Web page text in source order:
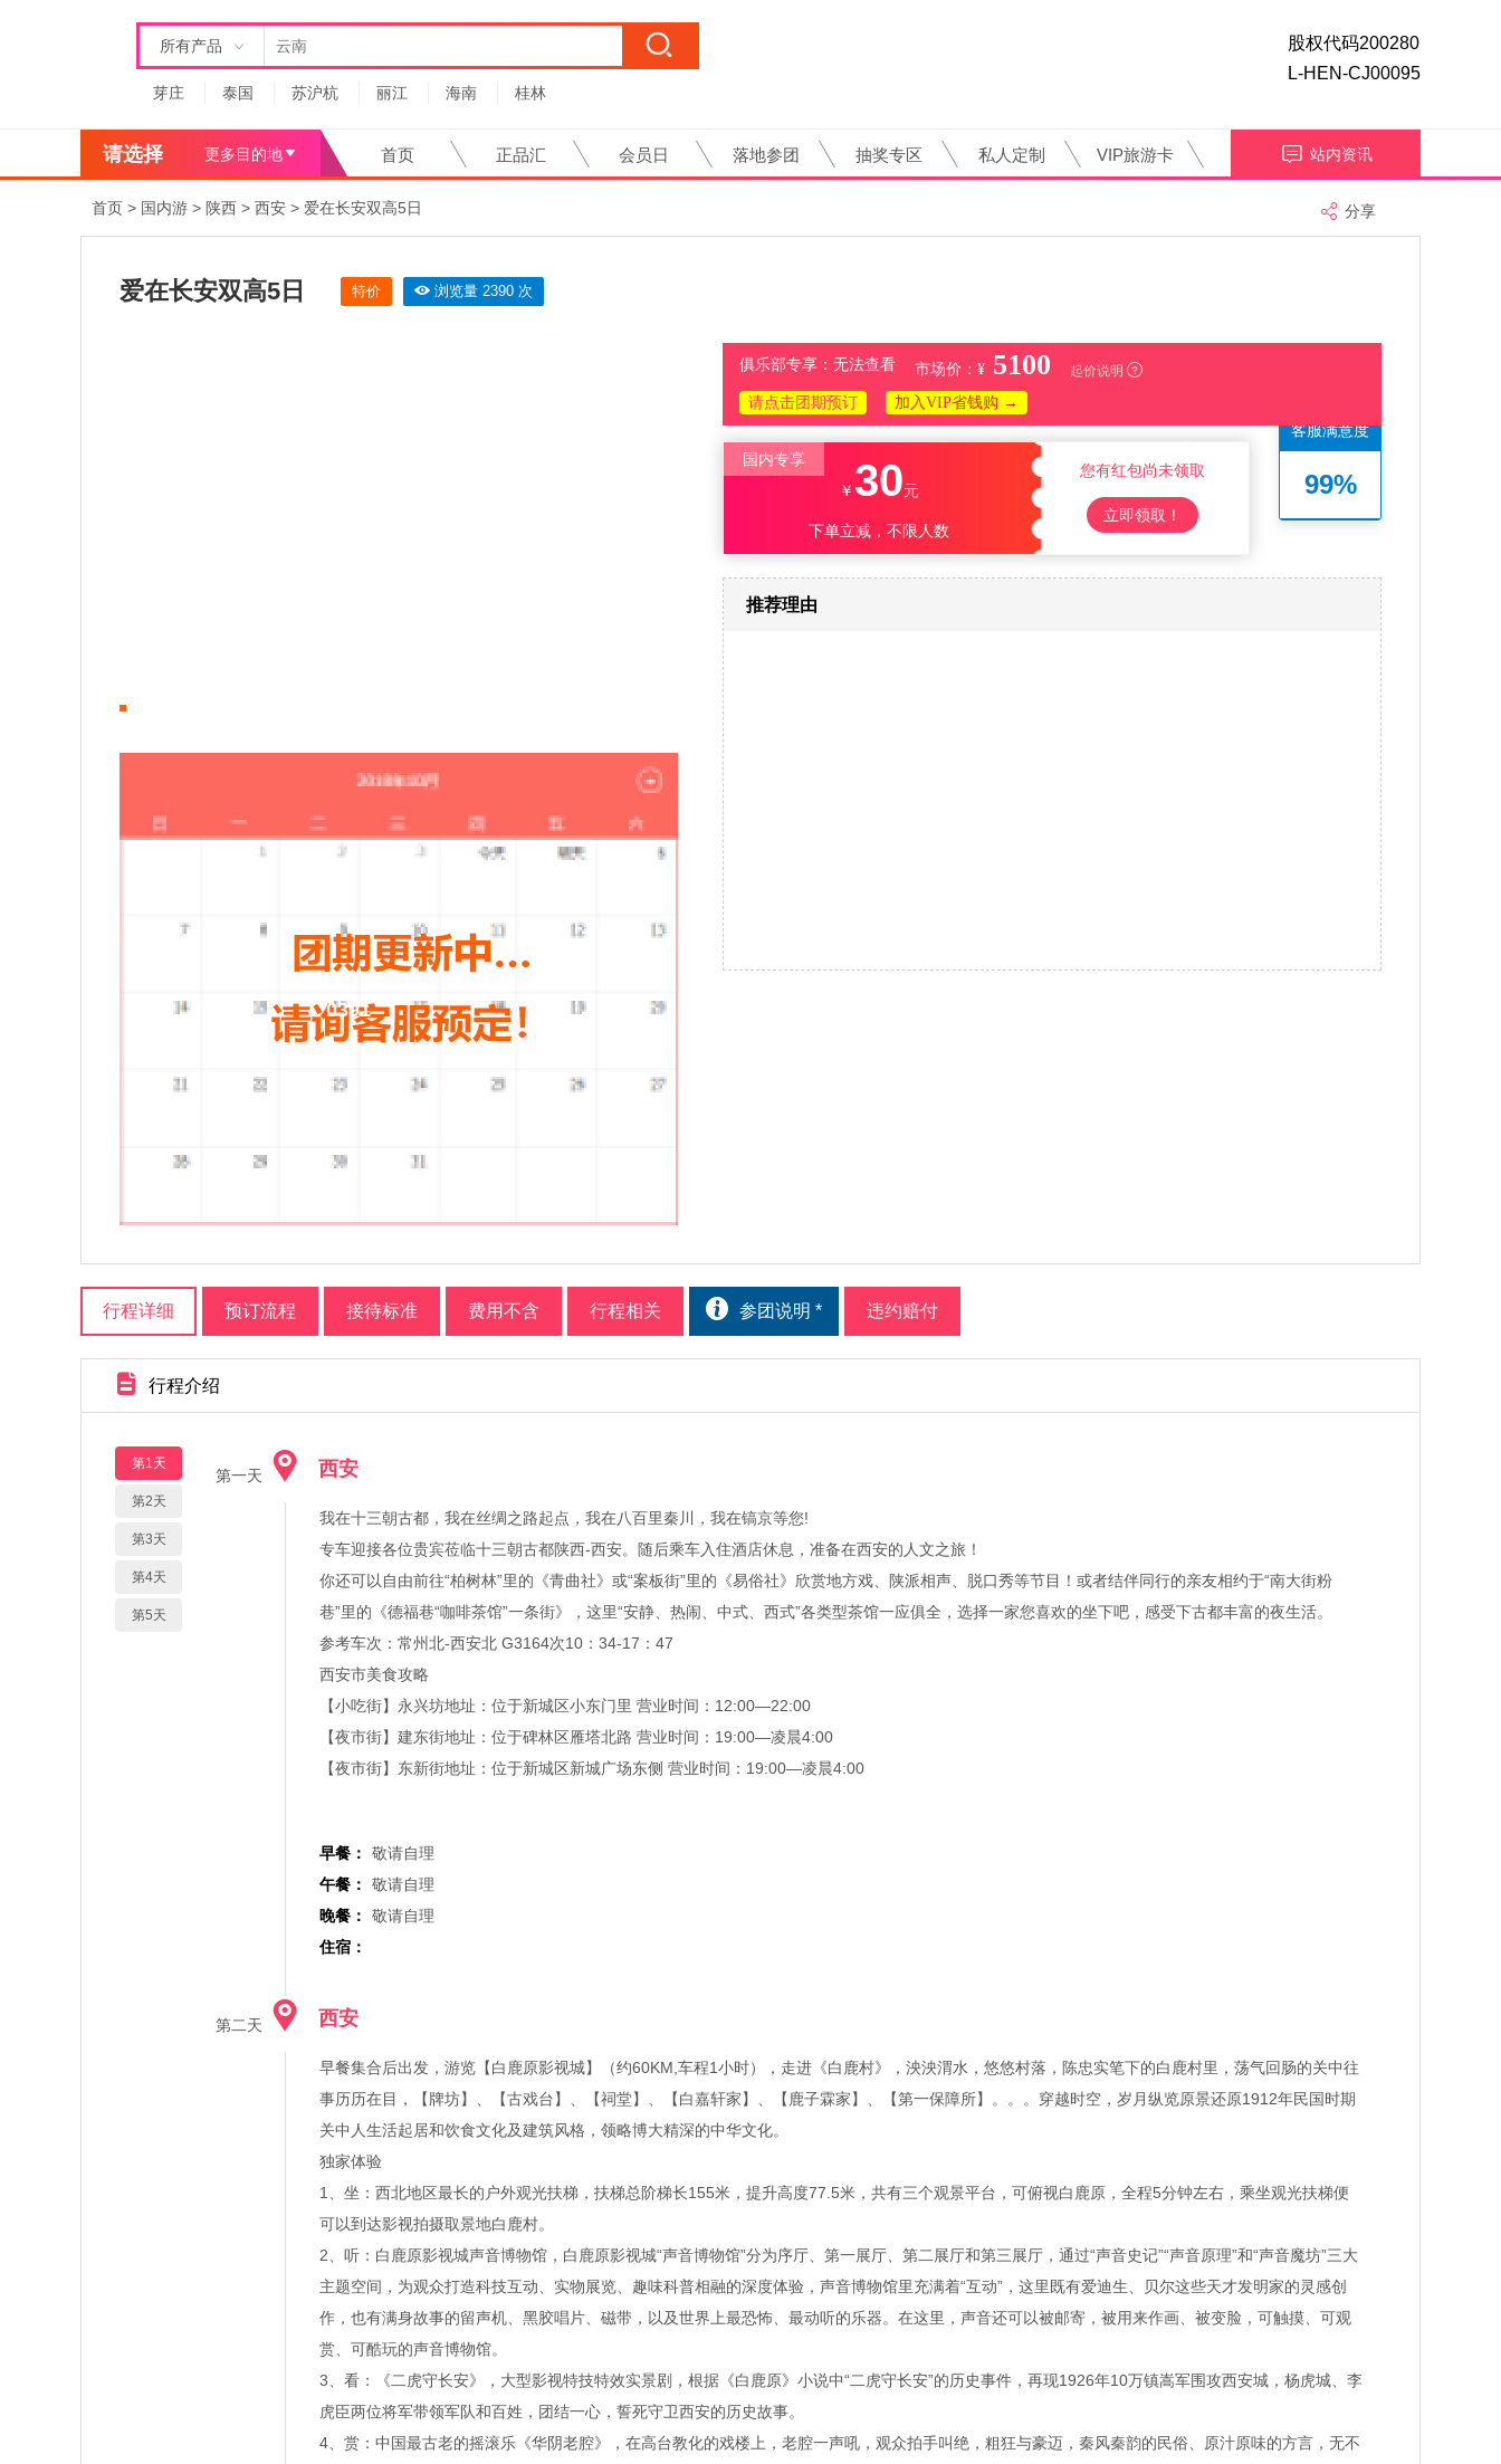
所有产品
芽庄 泰国 苏沪杭 丽江 海南 桂林
股权代码200280
L-HEN-CJ00095
更多目的地
请选择 首页 正品汇 会员日 落地参团 抽奖专区 私人定制 VIP旅游卡 站内资讯
首页 > 国内游 > 陕西 > 西安 > 爱在长安双高5日 分享
爱在长安双高5日 特价 浏览量 2390 次
0391
俱乐部专享：无法查看 市场价：¥ 5100
请点击团期预订 加入VIP省钱购 →
起价说明
国内专享
￥ 30元
下单立减，不限人数
您有红包尚未领取
立即领取！
客服满意度
99%
推荐理由
行程详细 预订流程 接待标准 费用不含 行程相关 参团说明 * 违约赔付
行程介绍
第1天
第2天
第3天
第4天
第5天
第一天 西安
我在十三朝古都，我在丝绸之路起点，我在八百里秦川，我在镐京等您!
专车迎接各位贵宾莅临十三朝古都陕西-西安。随后乘车入住酒店休息，准备在西安的人文之旅！
你还可以自由前往“柏树林”里的《青曲社》或“案板街”里的《易俗社》欣赏地方戏、陕派相声、脱口秀等节目！或者结伴同行的亲友相约于“南大街粉
巷”里的《德福巷“咖啡茶馆”一条街》，这里“安静、热闹、中式、西式”各类型茶馆一应俱全，选择一家您喜欢的坐下吧，感受下古都丰富的夜生活。
参考车次：常州北-西安北 G3164次10：34-17：47
西安市美食攻略
【小吃街】永兴坊地址：位于新城区小东门里 营业时间：12:00—22:00
【夜市街】建东街地址：位于碑林区雁塔北路 营业时间：19:00—凌晨4:00
【夜市街】东新街地址：位于新城区新城广场东侧 营业时间：19:00—凌晨4:00
早餐：
敬请自理
午餐：
敬请自理
晚餐：
敬请自理
住宿：
第二天 西安
早餐集合后出发，游览【白鹿原影视城】（约60KM,车程1小时），走进《白鹿村》，泱泱渭水，悠悠村落，陈忠实笔下的白鹿村里，荡气回肠的关中往
事历历在目，【牌坊】、【古戏台】、【祠堂】、【白嘉轩家】、【鹿子霖家】、【第一保障所】。。。穿越时空，岁月纵览原景还原1912年民国时期
关中人生活起居和饮食文化及建筑风格，领略博大精深的中华文化。
独家体验
1、坐：西北地区最长的户外观光扶梯，扶梯总阶梯长155米，提升高度77.5米，共有三个观景平台，可俯视白鹿原，全程5分钟左右，乘坐观光扶梯便
可以到达影视拍摄取景地白鹿村。
2、听：白鹿原影视城声音博物馆，白鹿原影视城“声音博物馆”分为序厅、第一展厅、第二展厅和第三展厅，通过“声音史记”“声音原理”和“声音魔坊”三大
主题空间，为观众打造科技互动、实物展览、趣味科普相融的深度体验，声音博物馆里充满着“互动”，这里既有爱迪生、贝尔这些天才发明家的灵感创
作，也有满身故事的留声机、黑胶唱片、磁带，以及世界上最恐怖、最动听的乐器。在这里，声音还可以被邮寄，被用来作画、被变脸，可触摸、可观
赏、可酷玩的声音博物馆。
3、看：《二虎守长安》，大型影视特技特效实景剧，根据《白鹿原》小说中“二虎守长安”的历史事件，再现1926年10万镇嵩军围攻西安城，杨虎城、李
虎臣两位将军带领军队和百姓，团结一心，誓死守卫西安的历史故事。
4、赏：中国最古老的摇滚乐《华阴老腔》，在高台教化的戏楼上，老腔一声吼，观众拍手叫绝，粗狂与豪迈，秦风秦韵的民俗、原汁原味的方言，无不